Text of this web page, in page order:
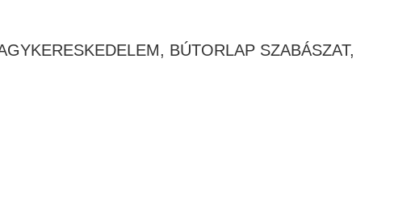
BÚTORLAP SZABÁSZAT,